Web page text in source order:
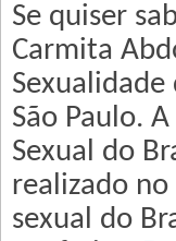
Se quiser
Carmita
São Paulo.
Sexual do
realizado
sexual do